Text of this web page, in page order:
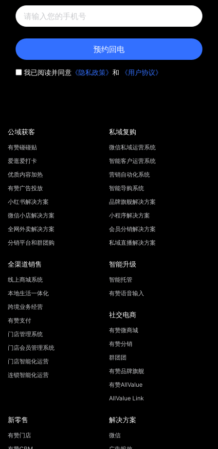
预约回电
我已阅读并同意 《隐私政策》 和 《用户协议》
公域获客
有赞碰碰贴
爱逛爱打卡
优质内容加热
有赞广告投放
小红书解决方案
微信小店解决方案
全网外卖解决方案
分销平台和群团购
私域复购
微信私域运营系统
智能客户运营系统
营销自动化系统
智能导购系统
品牌旗舰解决方案
小程序解决方案
会员分销解决方案
私域直播解决方案
全渠道销售
线上商城系统
本地生活一体化
跨境业务经营
有赞支付
门店管理系统
门店会员管理系统
门店智能化运营
连锁智能化运营
智能升级
智能托管
有赞语音输入
社交电商
有赞微商城
有赞分销
群团团
有赞品牌旗舰
有赞AllValue
AllValue Link
新零售
有赞门店
解决方案
微信